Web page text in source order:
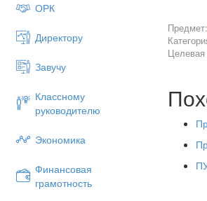
ОРК
Директору
Завучу
Классному
руководителю
Экономика
Финансовая
грамотность
Предмет:
Целевая